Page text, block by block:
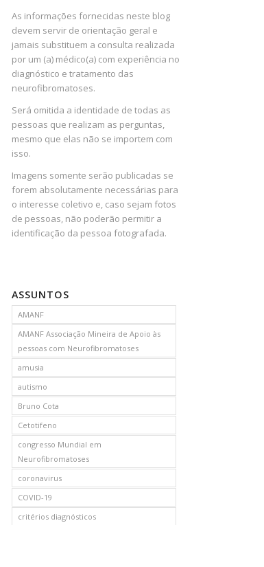
As informações fornecidas neste blog
devem servir de orientação geral e
jamais substituem a consulta realizada
por um (a) médico(a) com experiência no
diagnóstico e tratamento das
neurofibromatoses.
Será omitida a identidade de todas as
pessoas que realizam as perguntas,
mesmo que elas não se importem com
isso.
Imagens somente serão publicadas se
forem absolutamente necessárias para
o interesse coletivo e, caso sejam fotos
de pessoas, não poderão permitir a
identificação da pessoa fotografada.
ASSUNTOS
AMANF
AMANF Associação Mineira de Apoio às
pessoas com Neurofibromatoses
amusia
autismo
Bruno Cota
Cetotifeno
congresso Mundial em
Neurofibromatoses
coronavirus
COVID-19
critérios diagnósticos